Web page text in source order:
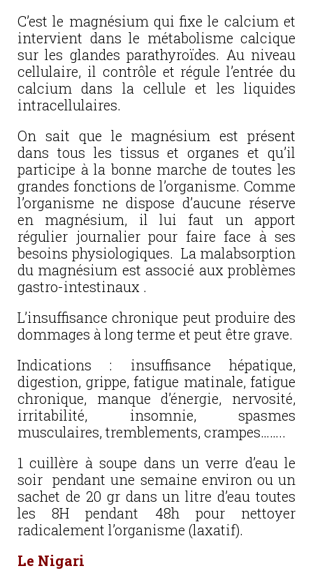
C’est le magnésium qui fixe le calcium et
intervient dans le métabolisme calcique
sur les glandes parathyroïdes. Au niveau
cellulaire, il contrôle et régule l’entrée du
calcium dans la cellule et les liquides
intracellulaires.
On sait que le magnésium est présent
dans tous les tissus et organes et qu’il
participe à la bonne marche de toutes les
grandes fonctions de l’organisme. Comme
l’organisme ne dispose d’aucune réserve
en magnésium, il lui faut un apport
régulier journalier pour faire face à ses
besoins physiologiques. La malabsorption
du magnésium est associé aux problèmes
gastro-intestinaux .
L’insuffisance chronique peut produire des
dommages à long terme et peut être grave.
Indications : insuffisance hépatique,
digestion, grippe, fatigue matinale, fatigue
chronique, manque d’énergie, nervosité,
irritabilité, insomnie, spasmes
musculaires, tremblements, crampes……..
1 cuillère à soupe dans un verre d’eau le
soir pendant une semaine environ ou un
sachet de 20 gr dans un litre d’eau toutes
les 8H pendant 48h pour nettoyer
radicalement l’organisme (laxatif).
Le Nigari